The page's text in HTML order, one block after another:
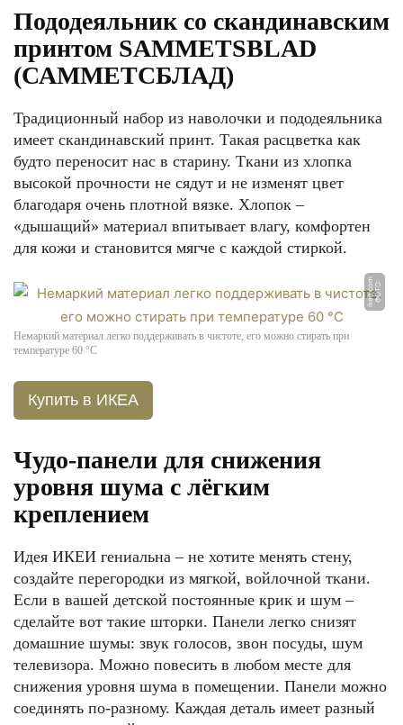
Пододеяльник со скандинавским
принтом SAMMETSBLAD
(САММЕТСБЛАД)
Традиционный набор из наволочки и пододеяльника
имеет скандинавский принт. Такая расцветка как
будто переносит нас в старину. Ткани из хлопка
высокой прочности не сядут и не изменят цвет
благодаря очень плотной вязке. Хлопок –
«дышащий» материал впитывает влагу, комфортен
для кожи и становится мягче с каждой стиркой.
Ф
О
Т
О:
i
k
e
a.
c
o
m
Немаркий материал легко поддерживать в чистоте, его можно стирать при
температуре 60 °C
Купить в ИКЕА
Чудо-панели для снижения
уровня шума с лёгким
креплением
Идея ИКЕИ гениальна – не хотите менять стену,
создайте перегородки из мягкой, войлочной ткани.
Если в вашей детской постоянные крик и шум –
сделайте вот такие шторки. Панели легко снизят
домашние шумы: звук голосов, звон посуды, шум
телевизора. Можно повесить в любом месте для
снижения уровня шума в помещении. Панели можно
соединять по-разному. Каждая деталь имеет разный